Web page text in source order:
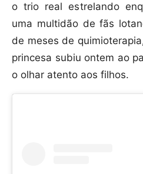
o trio real estrelando
uma multidão de fãs
de meses de
princesa subiu ontem ao
o olhar atento aos filhos.